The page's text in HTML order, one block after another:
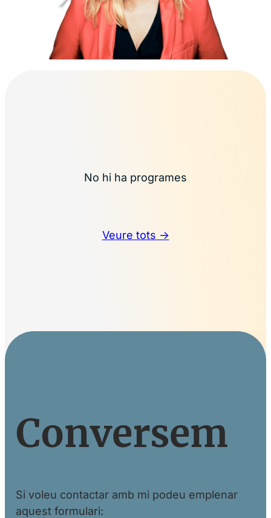
No hi ha programes
Veure tots →
Conversem
Si voleu contactar amb mi podeu emplenar
aquest formulari: